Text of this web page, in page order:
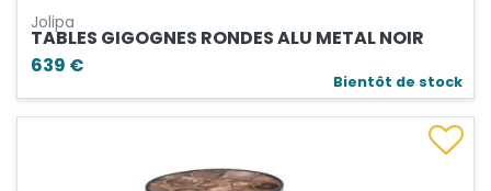
Jolipa
TABLES GIGOGNES RONDES ALU METAL NOIR
639 €
Bientôt de stock